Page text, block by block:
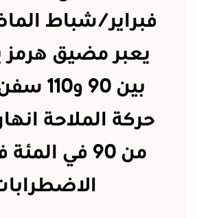
فبراير/شباط
يعبر مضيق هرمز
بين 90
حركة الملاحة
من 90 في